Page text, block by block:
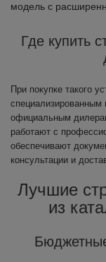
модель с
Где купить
При покупке такого
специализированным
официальным
работают с
обеспечивают
консультации и
Лучшие
из